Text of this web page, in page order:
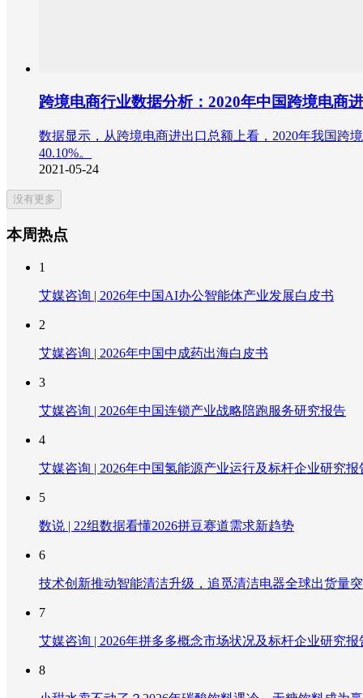
跨境电商行业数据分析：2020年中国跨境电商
数据显示，从跨境电商进出口总额上看，2020年我国跨
40.10%。
2021-05-24
没有更多
本周热点
1
艾媒咨询 | 2026年中国AI办公智能体产业发展白皮书
2
艾媒咨询 | 2026年中国中成药出海白皮书
3
艾媒咨询 | 2026年中国连锁产业战略陪跑服务研究报告
4
艾媒咨询 | 2026年中国氢能源产业运行及标杆企业研究报
5
数说 | 22组数据看懂2026拼豆赛道需求新趋势
6
技术创新推动智能清洁升级，追觅清洁电器全球出货量
7
艾媒咨询 | 2026年拼多多概念市场状况及标杆企业研究报
8